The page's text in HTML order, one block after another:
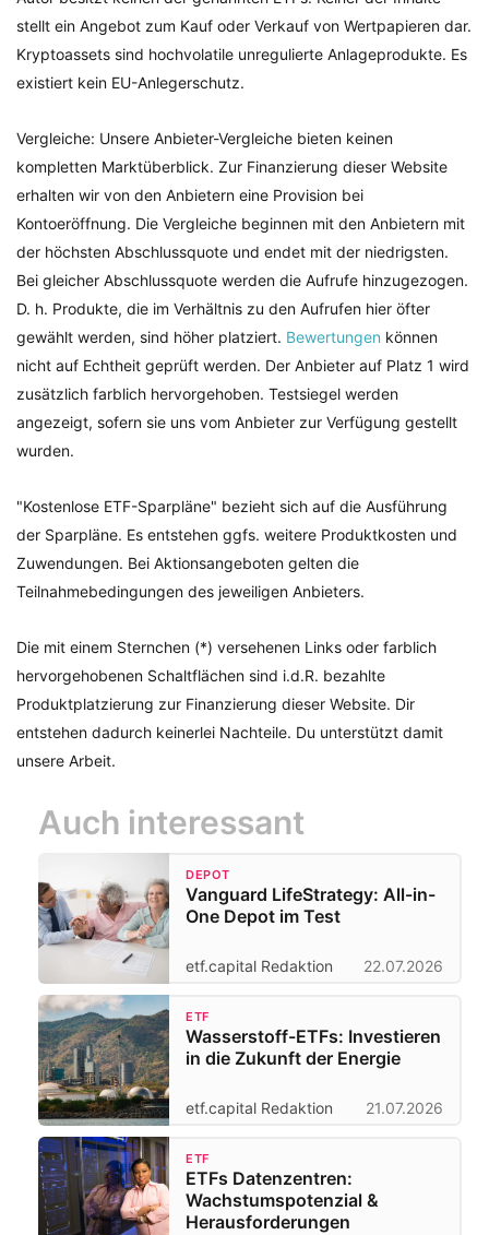
stellt ein Angebot zum Kauf oder Verkauf von Wertpapieren dar.
Kryptoassets sind hochvolatile unregulierte Anlageprodukte. Es
existiert kein EU-Anlegerschutz.
Vergleiche: Unsere Anbieter-Vergleiche bieten keinen
kompletten Marktüberblick. Zur Finanzierung dieser Website
erhalten wir von den Anbietern eine Provision bei
Kontoeröffnung. Die Vergleiche beginnen mit den Anbietern mit
der höchsten Abschlussquote und endet mit der niedrigsten.
Bei gleicher Abschlussquote werden die Aufrufe hinzugezogen.
D. h. Produkte, die im Verhältnis zu den Aufrufen hier öfter
gewählt werden, sind höher platziert. Bewertungen können
nicht auf Echtheit geprüft werden. Der Anbieter auf Platz 1 wird
zusätzlich farblich hervorgehoben. Testsiegel werden
angezeigt, sofern sie uns vom Anbieter zur Verfügung gestellt
wurden.
"Kostenlose ETF-Sparpläne" bezieht sich auf die Ausführung
der Sparpläne. Es entstehen ggfs. weitere Produktkosten und
Zuwendungen. Bei Aktionsangeboten gelten die
Teilnahmebedingungen des jeweiligen Anbieters.
Die mit einem Sternchen (*) versehenen Links oder farblich
hervorgehobenen Schaltflächen sind i.d.R. bezahlte
Produktplatzierung zur Finanzierung dieser Website. Dir
entstehen dadurch keinerlei Nachteile. Du unterstützt damit
unsere Arbeit.
Auch interessant
DEPOT
Vanguard LifeStrategy: All-in-
One Depot im Test
etf.capital Redaktion 22.07.2026
ETF
Wasserstoff-ETFs: Investieren
in die Zukunft der Energie
etf.capital Redaktion 21.07.2026
ETF
ETFs Datenzentren:
Wachstumspotenzial &
Herausforderungen